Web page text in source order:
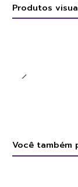
Produtos
Você também